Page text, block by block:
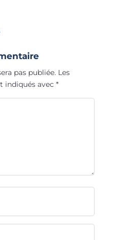
pas publiée. Les
indiqués avec *